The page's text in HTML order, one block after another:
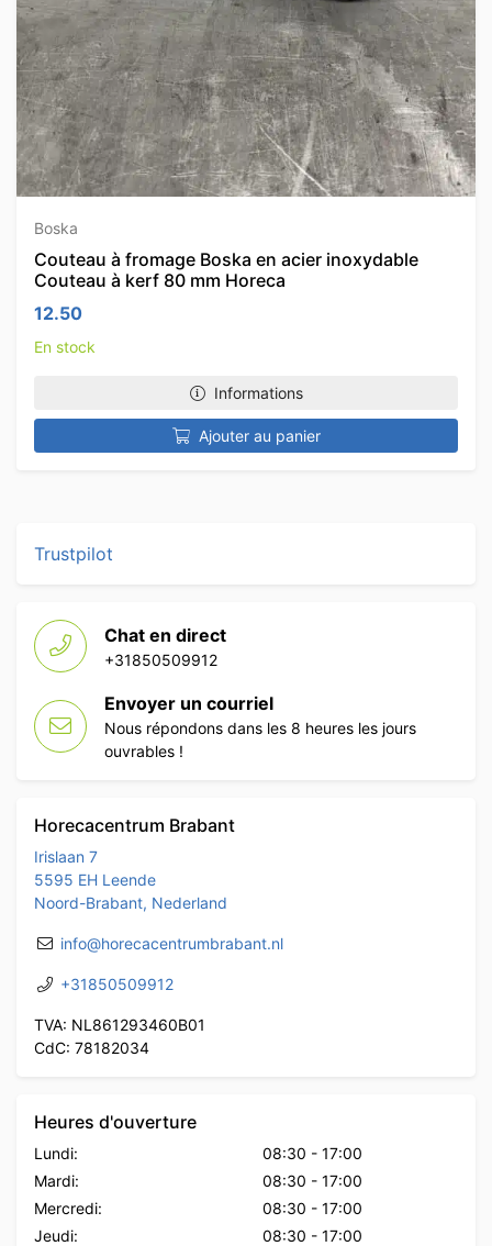
Boska
Couteau à fromage Boska en acier inoxydable
Couteau à kerf 80 mm Horeca
12.50
En stock
Informations
Ajouter au panier
Trustpilot
Chat en direct
+31850509912
Envoyer un courriel
Nous répondons dans les 8 heures les jours
ouvrables !
Horecacentrum Brabant
Irislaan 7
5595 EH Leende
Noord-Brabant, Nederland
info@horecacentrumbrabant.nl
+31850509912
TVA: NL861293460B01
CdC: 78182034
Heures d'ouverture
Lundi: 08:30 - 17:00
Mardi:
08:30 - 17:00
Mercredi:
08:30 - 17:00
Jeudi:
08:30 - 17:00